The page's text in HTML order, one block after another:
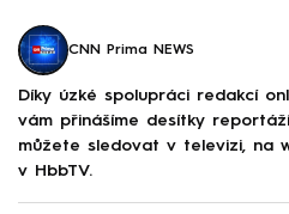
CNN Prima NEWS
Díky úzké spolupráci redakcí
vám přinášíme desítky
můžete sledovat v televizi, na
v HbbTV.